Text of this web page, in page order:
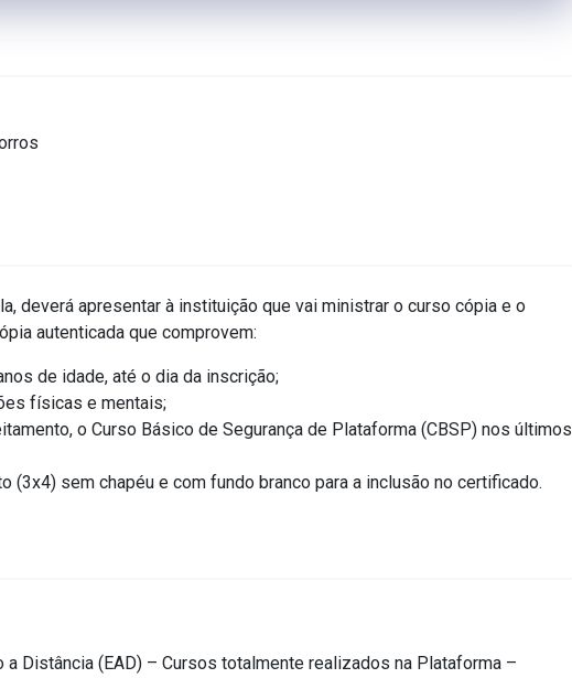
deverá apresentar à instituição que vai ministrar o curso cópia e o
autenticada que comprovem:
de idade, até o dia da inscrição;
físicas e mentais;
o Curso Básico de Segurança de Plataforma (CBSP) nos últimos
(3x4) sem chapéu e com fundo branco para a inclusão no certificado.
a Distância (EAD) – Cursos totalmente realizados na Plataforma –